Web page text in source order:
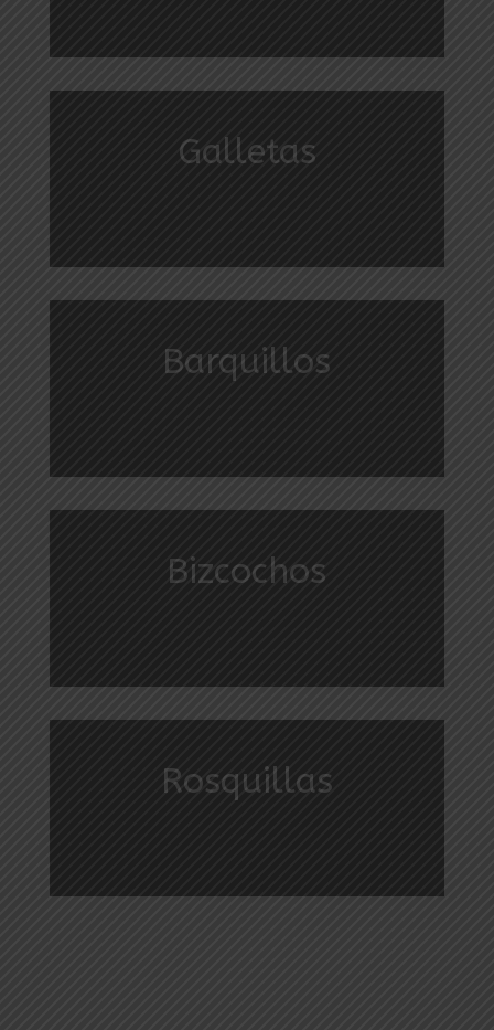
Galletas
Barquillos
Bizcochos
Rosquillas